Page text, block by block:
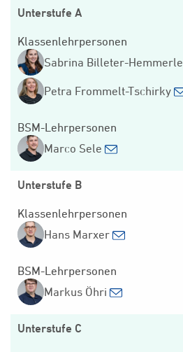
Unterstufe A
Klassenlehrpersonen
Sabrina Billeter-Hemmerle
Petra Frommelt-Tschirky
BSM-Lehrpersonen
Marco Sele
Unterstufe B
Klassenlehrpersonen
Hans Marxer
BSM-Lehrpersonen
Markus Öhri
Unterstufe C